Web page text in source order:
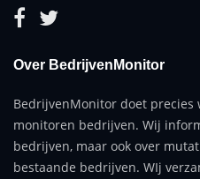
Over BedrijvenMonitor
BedrijvenMonitor doet precies
monitoren bedrijven. Wij
bedrijven, maar ook over
bestaande bedrijven. WIj